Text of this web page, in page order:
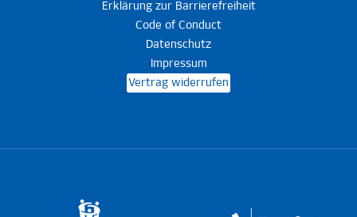
Erklärung zur Barrierefreiheit
Code of Conduct
Datenschutz
Impressum
Vertrag widerrufen